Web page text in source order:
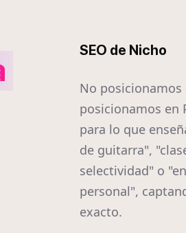
SEO de Nicho
No
posicionamos en
para lo que
de guitarra",
selectividad" o
personal",
exacto.